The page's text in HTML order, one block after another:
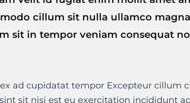
cillum sit nulla ullamco
sit in tempor veniam consequat
ad cupidatat tempor Excepteur cillum
sit nisi est eu exercitation incididunt